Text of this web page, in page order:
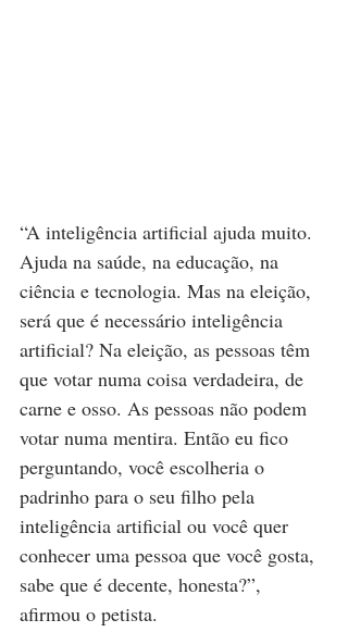
“A inteligência artificial ajuda muito.
Ajuda na saúde, na educação, na
ciência e tecnologia. Mas na eleição,
será que é necessário inteligência
artificial? Na eleição, as pessoas têm
que votar numa coisa verdadeira, de
carne e osso. As pessoas não podem
votar numa mentira. Então eu fico
perguntando, você escolheria o
padrinho para o seu filho pela
inteligência artificial ou você quer
conhecer uma pessoa que você gosta,
sabe que é decente, honesta?”,
afirmou o petista.